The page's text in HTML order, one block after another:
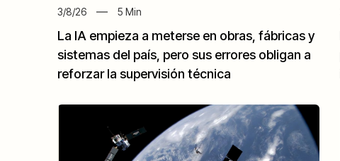
3/8/26 5 Min
La IA empieza a meterse en obras, fábricas y
sistemas del país, pero sus errores obligan a
reforzar la supervisión técnica